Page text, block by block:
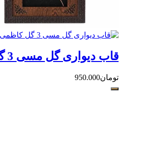
قاب دیواری گل مسی 3 گل کاظمی
تومان950.000